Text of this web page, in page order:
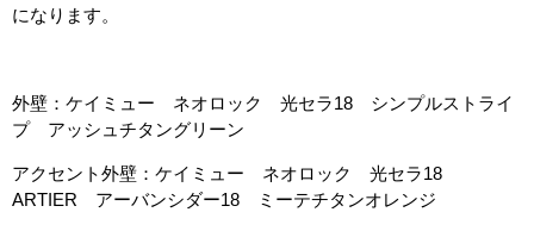
になります。
外壁：ケイミュー ネオロック 光セラ18 シンプルストライ
プ アッシュチタングリーン
アクセント外壁：ケイミュー ネオロック 光セラ18
ARTIER アーバンシダー18 ミーテチタンオレンジ